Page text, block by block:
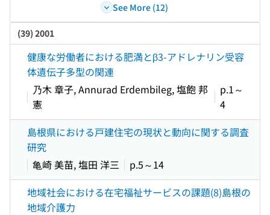
See More (12)
(39) 2001
健康な労働者における肥満とβ3-アドレナリン受容
体遺伝子多型の関連
乃木 章子, Annurad Erdembileg, 塩飽 邦
憲
p.1～
4
島根県における戸建住宅の現状と動向に関する調査
研究
亀崎 美苗, 塩田 洋三
p.5～14
地域社会における在宅福祉サービスの課題(8)島根の
地域介護力